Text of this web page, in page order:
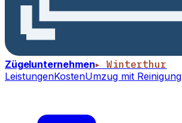
Zügelunternehmen▸ Winterthur
LeistungenKostenUmzug mit Reinigung